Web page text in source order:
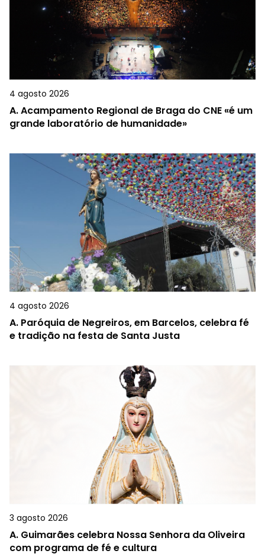
4 agosto 2026
A.Acampamento Regional de Braga do CNE «é um
grande laboratório de humanidade»
4 agosto 2026
A. Paróquia de Negreiros, em Barcelos, celebra fé
e tradição na festa de Santa Justa
3 agosto 2026
A. Guimarães celebra Nossa Senhora da Oliveira
com programa de fé e cultura